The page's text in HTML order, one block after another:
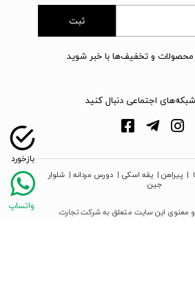
ثبت
محصولات و تخفیف‌ها با خبر شوید
شبکه‌های اجتماعی دنبال کنید
| پیراهن | یقه اسکی | دورس مردانه | شلوار
جین
معنوی این سایت متعلق به شرکت تجارت